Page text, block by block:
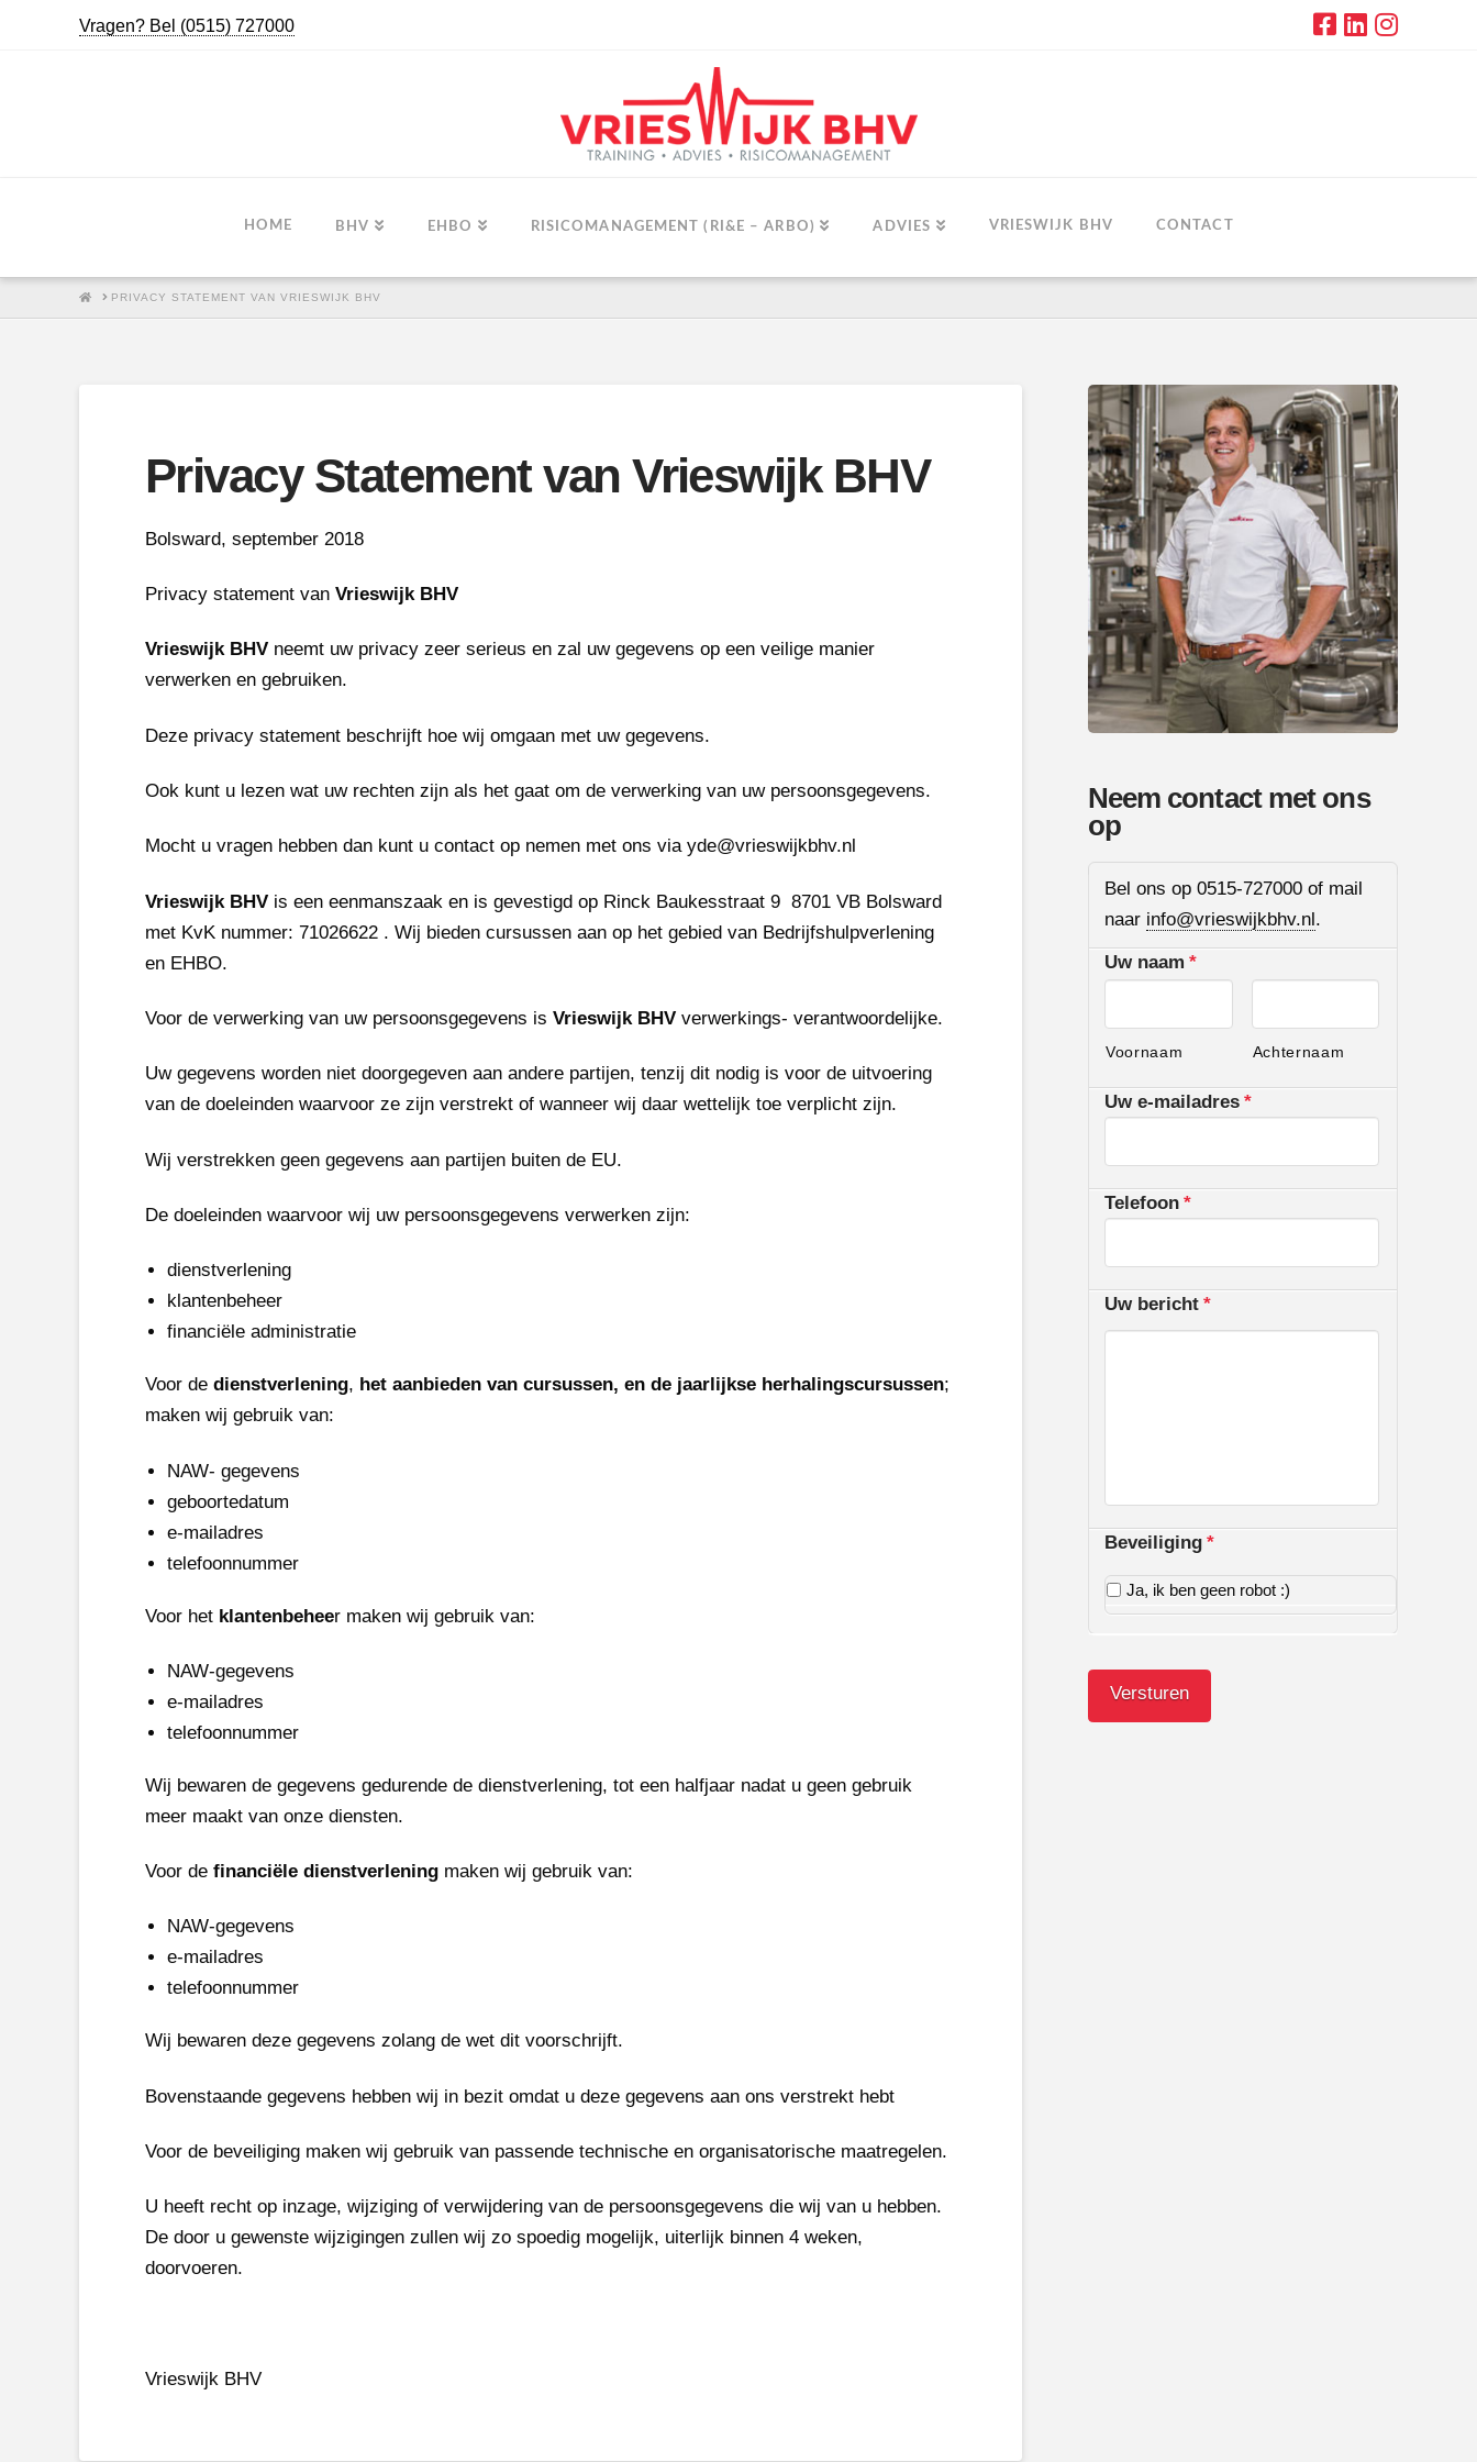
Vragen? Bel (0515) 727000
HOME BHV EHBO RISICOMANAGEMENT (RI&E – ARBO) ADVIES VRIESWIJK BHV CONTACT
HOMEPRIVACY STATEMENT VAN VRIESWIJK BHV
Privacy Statement van Vrieswijk BHV
Bolsward, september 2018
Privacy statement van Vrieswijk BHV
Vrieswijk BHV neemt uw privacy zeer serieus en zal uw gegevens op een veilige manier
verwerken en gebruiken.
Deze privacy statement beschrijft hoe wij omgaan met uw gegevens.
Ook kunt u lezen wat uw rechten zijn als het gaat om de verwerking van uw persoonsgegevens.
Mocht u vragen hebben dan kunt u contact op nemen met ons via yde@vrieswijkbhv.nl
Vrieswijk BHV is een eenmanszaak en is gevestigd op Rinck Baukesstraat 9 8701 VB Bolsward
met KvK nummer: 71026622 . Wij bieden cursussen aan op het gebied van Bedrijfshulpverlening
en EHBO.
Voor de verwerking van uw persoonsgegevens is Vrieswijk BHV verwerkings- verantwoordelijke.
Uw gegevens worden niet doorgegeven aan andere partijen, tenzij dit nodig is voor de uitvoering
van de doeleinden waarvoor ze zijn verstrekt of wanneer wij daar wettelijk toe verplicht zijn.
Wij verstrekken geen gegevens aan partijen buiten de EU.
De doeleinden waarvoor wij uw persoonsgegevens verwerken zijn:
dienstverlening
klantenbeheer
financiële administratie
Voor de dienstverlening, het aanbieden van cursussen, en de jaarlijkse herhalingscursussen;
maken wij gebruik van:
NAW- gegevens
geboortedatum
e-mailadres
telefoonnummer
Voor het klantenbeheer maken wij gebruik van:
NAW-gegevens
e-mailadres
telefoonnummer
Wij bewaren de gegevens gedurende de dienstverlening, tot een halfjaar nadat u geen gebruik
meer maakt van onze diensten.
Voor de financiële dienstverlening maken wij gebruik van:
NAW-gegevens
e-mailadres
telefoonnummer
Wij bewaren deze gegevens zolang de wet dit voorschrijft.
Bovenstaande gegevens hebben wij in bezit omdat u deze gegevens aan ons verstrekt hebt
Voor de beveiliging maken wij gebruik van passende technische en organisatorische maatregelen.
U heeft recht op inzage, wijziging of verwijdering van de persoonsgegevens die wij van u hebben.
De door u gewenste wijzigingen zullen wij zo spoedig mogelijk, uiterlijk binnen 4 weken,
doorvoeren.
Vrieswijk BHV
Neem contact met ons
op
Bel ons op 0515-727000 of mail
naar info@vrieswijkbhv.nl.
Uw naam *
Voornaam Achternaam
Uw e-mailadres *
Telefoon *
Uw bericht *
Beveiliging *
Ja, ik ben geen robot :)